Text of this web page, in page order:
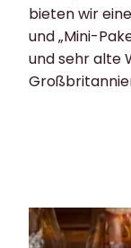
bieten wir
und „Mini-
und sehr alte